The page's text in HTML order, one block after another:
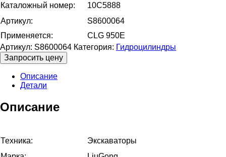
Каталожный номер:
10C5888
Артикул:
S8600064
Применяется:
CLG 950E
Артикул: S8600064 Категория: Гидроцилиндры
Запросить цену
Описание
Детали
Описание
Техника:
Экскаваторы